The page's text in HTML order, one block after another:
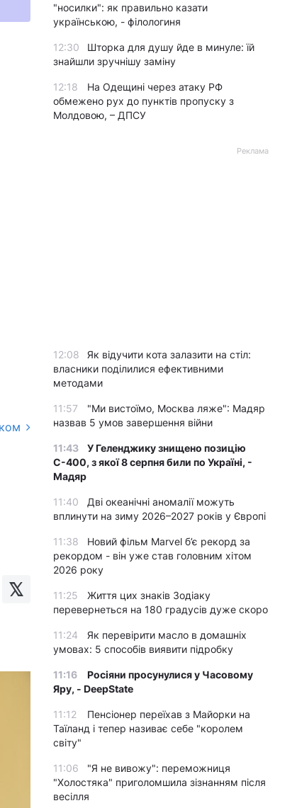
"носилки": як правильно казати
українською, - філологиня
12:30
Шторка для душу йде в минуле: їй
знайшли зручнішу заміну
12:18
На Одещині через атаку РФ
обмежено рух до пунктів пропуску з
Молдовою, – ДПСУ
Реклама
12:08
Як відучити кота залазити на стіл:
власники поділилися ефективними
методами
11:57
"Ми вистоїмо, Москва ляже": Мадяр
назвав 5 умов завершення війни
11:43
У Геленджику знищено позицію
С-400, з якої 8 серпня били по Україні, -
Мадяр
11:40
Дві океанічні аномалії можуть
вплинути на зиму 2026–2027 років у Європі
11:38
Новий фільм Marvel б’є рекорд за
рекордом - він уже став головним хітом
2026 року
11:25
Життя цих знаків Зодіаку
перевернеться на 180 градусів дуже скоро
11:24
Як перевірити масло в домашніх
умовах: 5 способів виявити підробку
11:16
Росіяни просунулися у Часовому
Яру, - DeepState
11:12
Пенсіонер переїхав з Майорки на
Таїланд і тепер називає себе "королем
світу"
11:06
"Я не вивожу": переможниця
"Холостяка" приголомшила зізнанням після
весілля